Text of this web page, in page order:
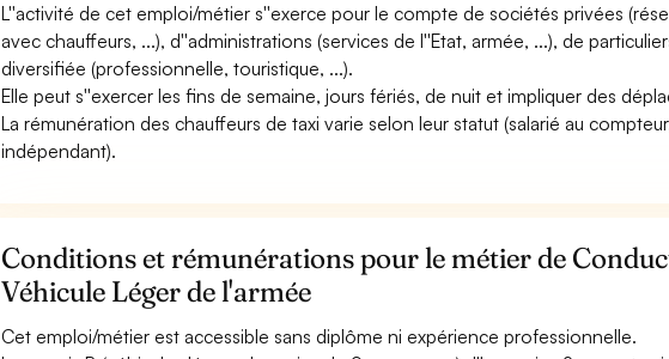
L''activité de cet emploi/métier s''exerce pour le compte de sociétés privées
avec chauffeurs, ...), d''administrations (services de l''Etat, armée, ...), de
diversifiée (professionnelle, touristique, ...).
Elle peut s''exercer les fins de semaine, jours fériés, de nuit et impliquer des
La rémunération des chauffeurs de taxi varie selon leur statut (salarié au
indépendant).
Conditions et rémunérations pour le métier de
Véhicule Léger de l'armée
Cet emploi/métier est accessible sans diplôme ni expérience professionnelle.